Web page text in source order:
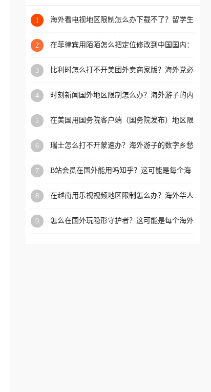
区工作、留学、定居等，都
权限制所困扰。
回国加速器，即可解决「海
版权限制」的问题，无论人
国、加拿大、澳大利亚、欧
学、定居等，都可以使用，
扰。
1
海外看电视地区限制怎么办下载不了？留学生
2
在菲律宾用陌陌怎么把定位修改到中国国内：
3
比利时怎么打不开美团外卖商家版？海外党必
4
时刻新闻国外地区限制怎么办？海外游子的内
5
在美国用国务院客户端（国务院发布）地区限
6
瑞士怎么打不开蒙速办？海外游子的数字乡愁
7
B站会员在国外能用吗知乎？这可能是每个海
8
在越南用乐视视频地区限制怎么办？海外华人
9
怎么在国外玩隐形守护者？这可能是每个海外